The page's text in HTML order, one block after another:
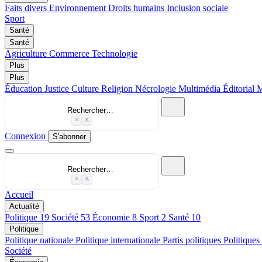
Faits divers Environnement Droits humains Inclusion sociale
Sport
Santé
Santé
Agriculture Commerce Technologie
Plus
Plus
Éducation Justice Culture Religion Nécrologie Multimédia Éditorial
Rechercher…
⌘ K
Connexion S'abonner
Rechercher…
⌘ K
Accueil
Actualité
Politique 19 Société 53 Économie 8 Sport 2 Santé 10
Politique
Politique nationale Politique internationale Partis politiques Politiques
Société